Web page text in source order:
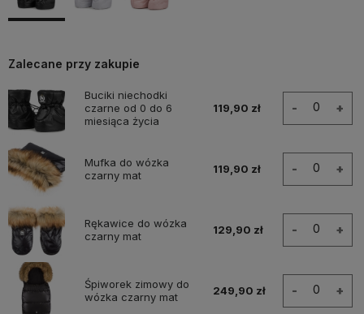
Zalecane przy zakupie
Buciki niechodki
czarne od 0 do 6
miesiąca życia
119,90 zł - +
Mufka do wózka
czarny mat
119,90 zł - +
Rękawice do wózka
czarny mat
129,90 zł - +
Śpiworek zimowy do
wózka czarny mat
249,90 zł - +